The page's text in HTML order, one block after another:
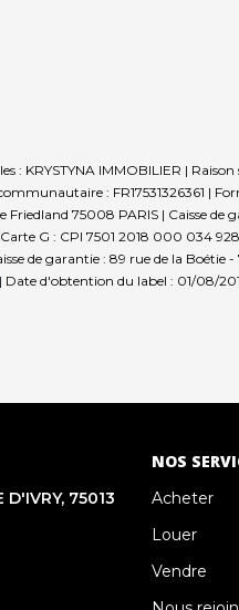
: KRYSTYNA IMMOBILIER | Raison
: FR17531326361 |
Friedland 75008 PARIS | Caisse
G : CPI 7501 2018 000 034
de garantie : 89 rue de la
| Date d'obtention du label : 01/08/
D'IVRY, 75013
NOS
Acheter
Louer
Vendre